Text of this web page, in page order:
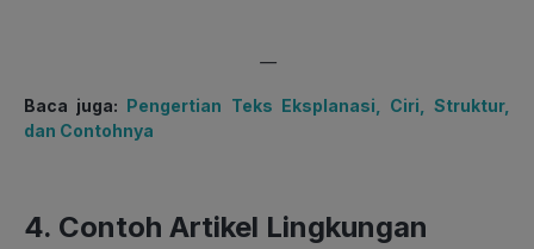
—
Baca juga: Pengertian Teks Eksplanasi, Ciri, Struktur,
dan Contohnya
4. Contoh Artikel Lingkungan